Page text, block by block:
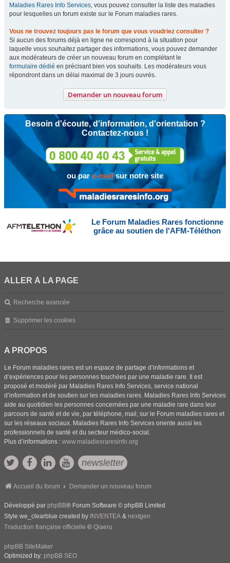
Maladies Rares Info Services, vous pouvez consulter la liste des maladies
pour lesquelles un forum existe sur le Forum maladies rares.
Vous ne trouvez toujours pas le forum que vous voudriez consulter ?
Si aucun des forums déjà en ligne ne correspond à la situation pour
laquelle vous souhaitez partager des informations, vous pouvez demander
aux modérateurs de créer un nouveau forum en complétant le
formulaire dédié en précisant bien vos souhaits. Les modérateurs vous
répondront dans un délai maximal de 3 jours ouvrés.
Demander un nouveau forum
Besoin d'écoute, d'information, d'orientation ?
Contactez-nous !
ou pare-mailsur notre site
Le Forum Maladies Rares fonctionne
grâce au soutien de l'AFM-Téléthon
ALLER À LA PAGE
Recherche avancée
Supprimer les cookies
A PROPOS
Le Forum maladies rares est un espace de partage d’informations et
d’expériences pour les personnes touchées par une maladie rare. Il est
proposé et modéré par Maladies Rares Info Services, service national
d’information et de soutien sur les maladies rares. Maladies Rares Info Services
aide au quotidien les personnes concernées par une maladie rare dans leur
parcours de santé et de vie, par téléphone, mail, sur le Forum maladies rares et
sur les réseaux sociaux. Maladies Rares Info Services oriente aussi les
professionnels de santé et du secteur médico-social.
Plus d’informations : www.maladiesraresinfo.org
newsletter
Accueil du forum Demander un nouveau forum
Développé par phpBB® Forum Software © phpBB Limited
Style we_clearblue created by INVENTEA & nextgen
Traduction française officielle © Qiaeru
phpBB SiteMaker
Optimized by: phpBB SEO